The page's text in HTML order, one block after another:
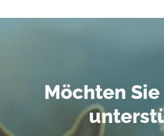
Möchten